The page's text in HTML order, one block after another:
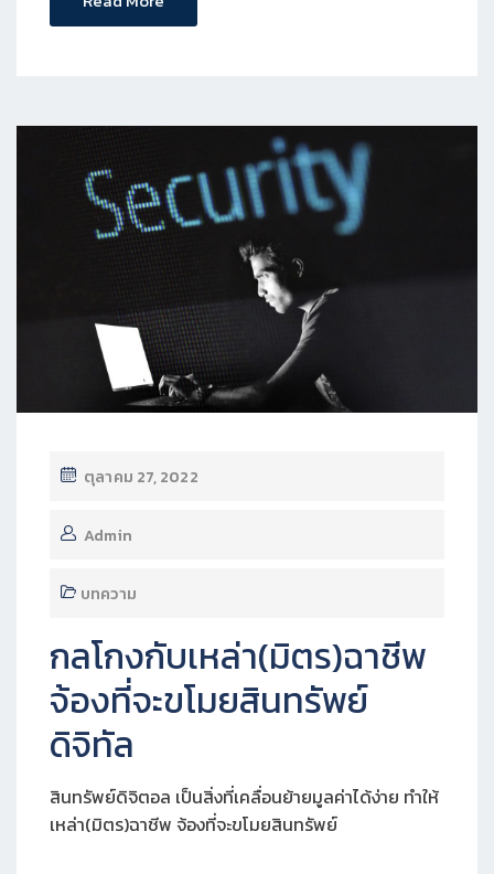
ตุลาคม 27, 2022
Admin
บทความ
กลโกงกับเหล่า(มิตร)ฉาชีพ
จ้องที่จะขโมยสินทรัพย์
ดิจิทัล
สินทรัพย์ดิจิตอล เป็นสิ่งที่เคลื่อนย้ายมูลค่าได้ง่าย ทำให้
เหล่า(มิตร)ฉาชีพ จ้องที่จะขโมยสินทรัพย์